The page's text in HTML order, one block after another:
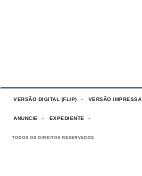
VERSÃO DIGITAL (FLIP) VERSÃO IMPRESSA
ANUNCIE EXPEDIENTE
TODOS OS DIREITOS RESERVADOS